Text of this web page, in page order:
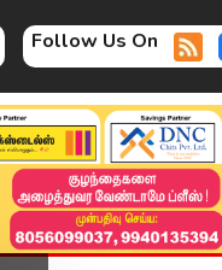
Follow Us On